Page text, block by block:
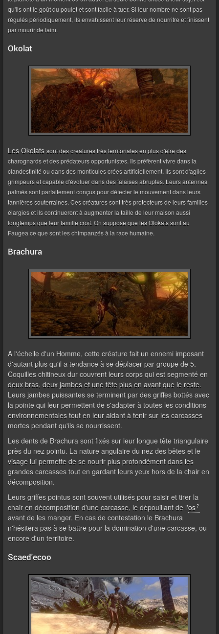
qu'ils ont le goût du poulet et sont facile à tuer. Si leur nombre ne sont pas
régulés périodiquement, ils envahissent leur réserve de nourritre et finissent
par mourir de faim.
Okolat
Les Okolats sont des créatures très territoriales en plus d'être des
charognards et des prédateurs opportunistes. Ils préfèrent vivre dans la
clandestinité ou dans des monticules crées artificiellement. Ils sont d'agiles
grimpeurs et capable d'évoluer dans des falaises abruptes. Leurs antennes
palmés sont parfaitement conçus pour détecter le mouvement dans leurs
tannières souterraines. Ces créatures sont très protecteurs de leurs familles
élargies et ils continueront à augmenter la taille de leur maison aussi
longtemps que leur famille croît. On suppose que les Olokats sont au
Faugea ce que sont les chimpanzés à la race humaine.
Brachura
A l'échelle d'un Homme, cette créature fait un ennemi imposant
d'autant plus qu'il a tendance à se déplacer par groupe de 5.
Coquilles chitineux dur couvrent leurs corps qui est segmenté en
deux bras, deux jambes et une tête plus en avant que le reste.
Leurs jambes puissantes se terminent par des griffes bottés avec
la pointe qui leur permettent de s'adapter à toutes les conditions
environnementales tout en leur aidant à tenir sur les carcasses
mortes pendant qu'ils se nourrissent.
Les dents de Brachura sont fixés sur leur longue tête triangulaire
près du nez pointu. La nature angulaire du nez des bêtes et le
visage lui permette de se nourir plus profondément dans les
grandes carcasses tout en gardant leurs yeux hors de la chair en
décomposition.
Leurs griffes pointus sont souvent utilisés pour saisir et tirer la
chair en décomposition d'une carcasse, le dépouillant de l'os
avant de les manger. En cas de contestation le Brachura
n'hésitera pas à se battre pour la domination d'une carcasse, ou
encore d'un territoire.
Scaed'ecoo